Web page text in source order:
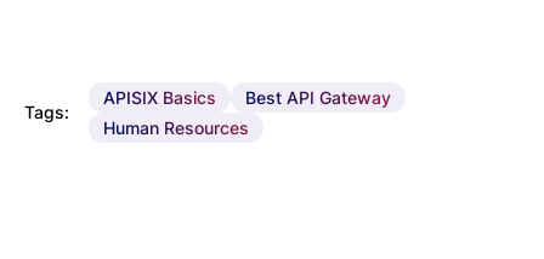
Tags:
APISIX Basics
Best API Gateway
Human Resources